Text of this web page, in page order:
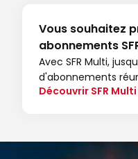
Vous souhaitez
abonnements
Avec SFR Multi,
d'abonnements
Découvrir SFR Multi